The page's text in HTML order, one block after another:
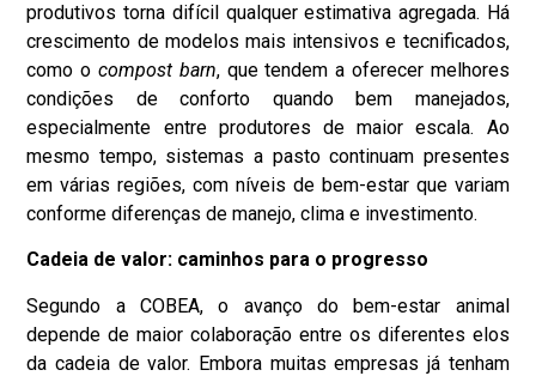
produtivos torna difícil qualquer estimativa agregada. Há
crescimento de modelos mais intensivos e tecnificados,
como o compost barn, que tendem a oferecer melhores
condições de conforto quando bem manejados,
especialmente entre produtores de maior escala. Ao
mesmo tempo, sistemas a pasto continuam presentes
em várias regiões, com níveis de bem-estar que variam
conforme diferenças de manejo, clima e investimento.
Cadeia de valor: caminhos para o progresso
Segundo a COBEA, o avanço do bem-estar animal
depende de maior colaboração entre os diferentes elos
da cadeia de valor. Embora muitas empresas já tenham